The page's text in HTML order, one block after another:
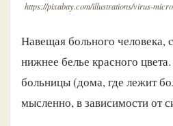
https://pixabay.com/illustrations/virus-
Навещая больного человека,
нижнее белье красного
больницы (дома, где лежит
мысленно, в зависимости от